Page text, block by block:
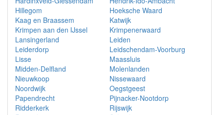
Hillegom
Hoeksche Waard
Kaag en Braassem
Katwijk
Krimpen aan den IJssel
Krimpenerwaard
Lansingerland
Leiden
Leiderdorp
Leidschendam-Voorburg
Lisse
Maassluis
Midden-Delfland
Molenlanden
Nieuwkoop
Nissewaard
Noordwijk
Oegstgeest
Papendrecht
Pijnacker-Nootdorp
Ridderkerk
Rijswijk